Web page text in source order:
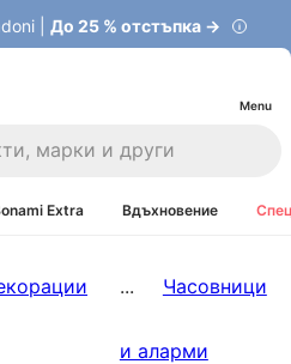
| До 25 % отстъпка →
Menu
Extra Вдъхновение
... Часовници
и аларми